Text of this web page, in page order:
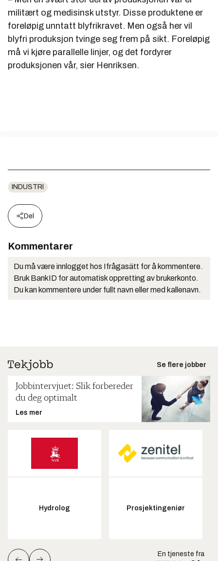
militært og medisinsk utstyr. Disse produktene er
foreløpig unntatt blyfrikravet. Men også her vil
blyfri produksjon tvinge seg frem på sikt. Foreløpig
må vi kjøre parallelle linjer, og det fordyrer
produksjonen vår, sier Henriksen.
INDUSTRI
Del
Kommentarer
Du må være innlogget hos Ifrågasätt for å kommentere.
Bruk BankID for automatisk oppretting av brukerkonto.
Du kan kommentere under fullt navn eller med kallenavn.
Se flere jobber
Jobbintervjuet: Slik forbereder
du deg optimalt
Les mer
Hydrolog Prosjektingeniør
En tjeneste fra